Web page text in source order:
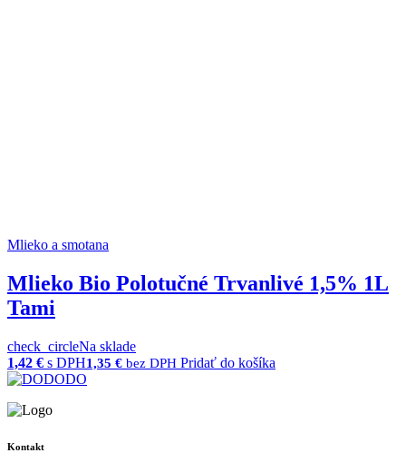
Mlieko a smotana
Mlieko Bio Polotučné Trvanlivé 1,5% 1L
Tami
check_circleNa sklade
1,42 € s DPH1,35 € bez DPH Pridať do košíka
Kontakt